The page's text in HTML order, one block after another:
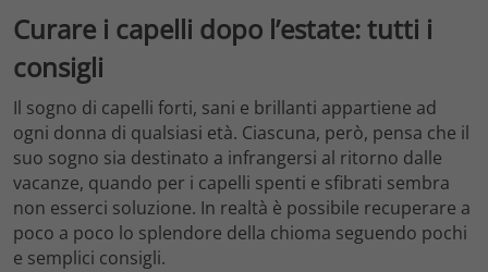
Curare i capelli dopo l’estate: tutti i
consigli
Il sogno di capelli forti, sani e brillanti appartiene ad
ogni donna di qualsiasi età. Ciascuna, però, pensa che il
suo sogno sia destinato a infrangersi al ritorno dalle
vacanze, quando per i capelli spenti e sfibrati sembra
non esserci soluzione. In realtà è possibile recuperare a
poco a poco lo splendore della chioma seguendo pochi
e semplici consigli.